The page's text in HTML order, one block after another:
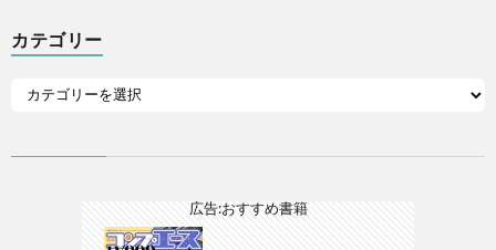
カテゴリー
広告:おすすめ書籍